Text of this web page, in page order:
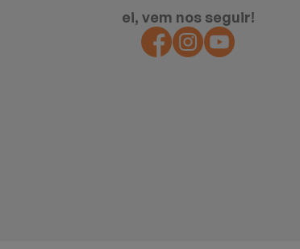
ei, vem nos seguir!